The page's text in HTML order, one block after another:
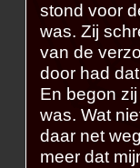
stond voor
was. Zij
van de
door had
En begon
was. Wat
daar net
meer dat